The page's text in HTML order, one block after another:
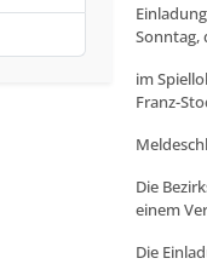
Sonntag,
im
Franz-
Die
einem
Die